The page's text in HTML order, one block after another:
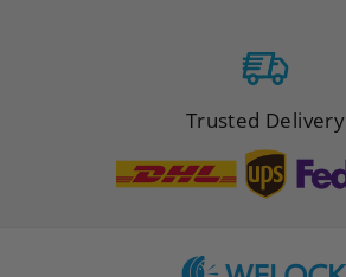
Trusted Delivery